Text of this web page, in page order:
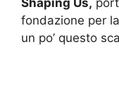
Shaping Us,
fondazione per
un po’ questo